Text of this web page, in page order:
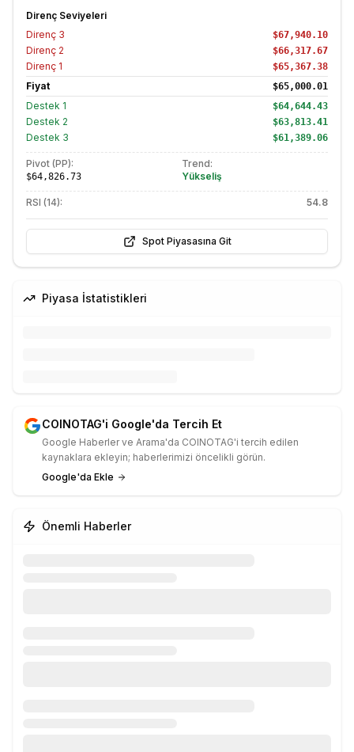
Direnç Seviyeleri
Direnç 3 $67,940.10
Direnç 2 $66,317.67
Direnç 1 $65,367.38
Fiyat $65,000.01
Destek 1 $64,644.43
Destek 2 $63,813.41
Destek 3 $61,389.06
Pivot (PP):
$64,826.73
Trend:
Yükseliş
RSI (14): 54.8
Spot Piyasasına Git
Piyasa İstatistikleri
COINOTAG'i Google'da Tercih Et
Google Haberler ve Arama'da COINOTAG'i tercih edilen
kaynaklara ekleyin; haberlerimizi öncelikli görün.
Google'da Ekle
Önemli Haberler